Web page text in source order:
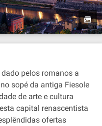
pelos romanos a
sopé da antiga Fiesole
de arte e cultura
capital renascentista
ofertas